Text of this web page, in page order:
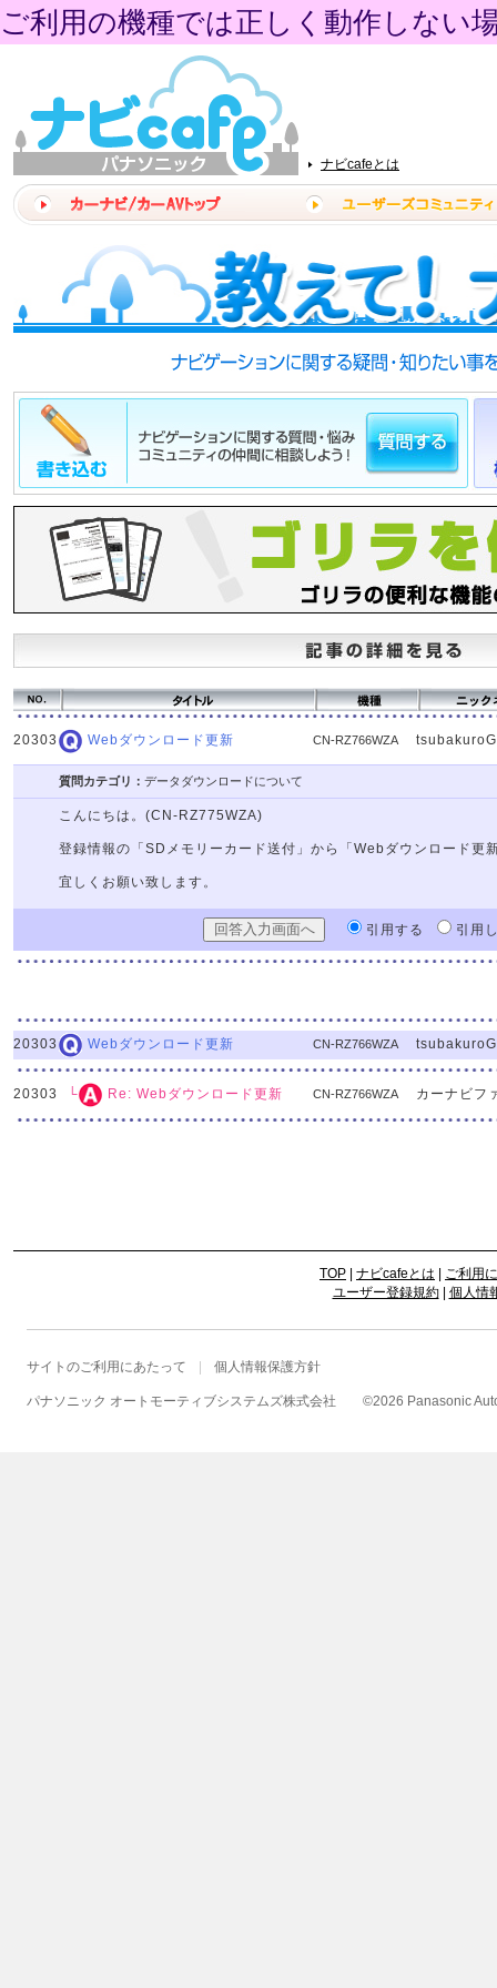
ご利用の機種では正しく動作しない
ナビcafeとは
20303 Webダウンロード更新 CN-RZ766WZA
質問カテゴリ： データダウンロードについて
こんにちは。(CN-RZ775WZA)
登録情報の「SDメモリーカード送付」から「Webダウンロード更
宜しくお願い致します。
引用する 引用
20303 Webダウンロード更新 CN-RZ766WZA
20303 └ Re: Webダウンロード更新 CN-RZ766WZA カーナビフ
TOP ナビcafeとは
ご利用
ユーザー登録規約| 個人情
サイトのご利用にあたって 個人情報保護方針
パナソニック オートモーティブシステムズ株式会社 ©2026 Panasonic